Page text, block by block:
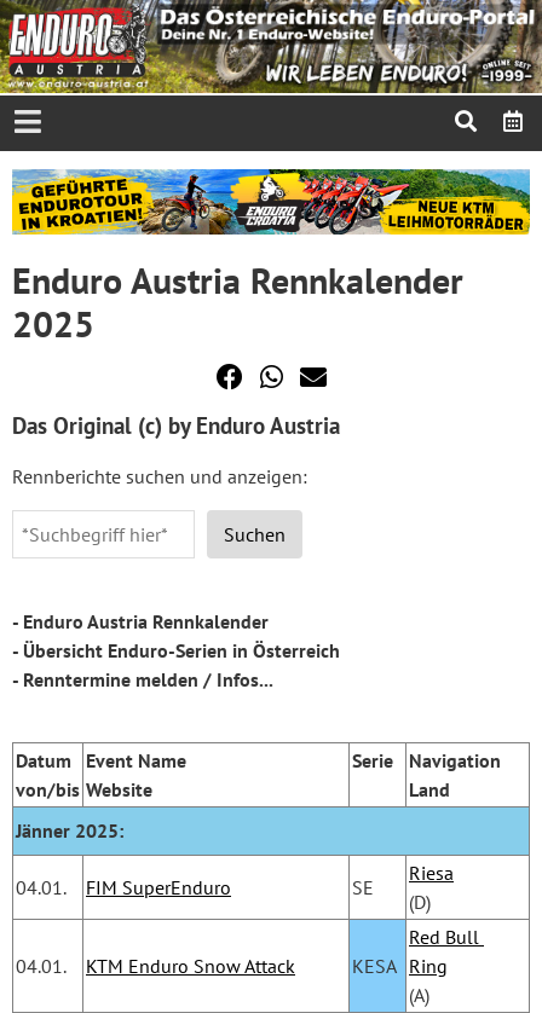
Enduro Austria Rennkalender
2025
Das Original (c) by Enduro Austria
Rennberichte suchen und anzeigen:
Suchen
- Enduro Austria Rennkalender
- Übersicht Enduro-Serien in Österreich
- Renntermine melden / Infos...
Datum
von/bis
Event Name
Website
Serie
Navigation
Land
Jänner 2025:
04.01. FIM SuperEnduro SE
Riesa
(D)
04.01. KTM Enduro Snow Attack KESA
Red Bull
Ring
(A)